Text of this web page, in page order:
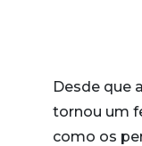
Desde que
tornou um
como os